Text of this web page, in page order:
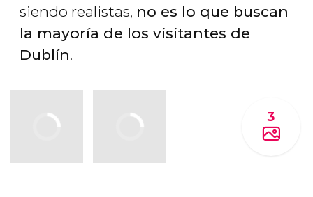
siendo realistas, no es lo que buscan
la mayoría de los visitantes de
Dublín.
3